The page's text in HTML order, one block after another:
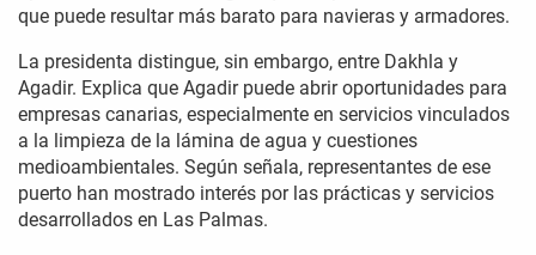
que puede resultar más barato para navieras y armadores.
La presidenta distingue, sin embargo, entre Dakhla y
Agadir. Explica que Agadir puede abrir oportunidades para
empresas canarias, especialmente en servicios vinculados
a la limpieza de la lámina de agua y cuestiones
medioambientales. Según señala, representantes de ese
puerto han mostrado interés por las prácticas y servicios
desarrollados en Las Palmas.